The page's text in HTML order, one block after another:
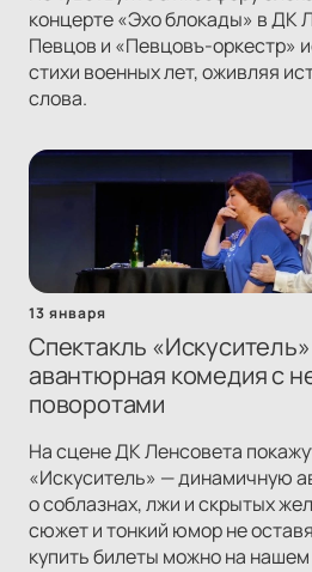
концерте «Эхо блокады» в ДК
Певцов и «Певцовъ-оркестр»
стихи военных лет, оживляя
слова.
13 января
Спектакль
авантюрная комедия с
поворотами
На сцене ДК Ленсовета
«Искуситель» — динамичную
о соблазнах, лжи и скрытых
сюжет и тонкий юмор не
купить билеты можно на нашем